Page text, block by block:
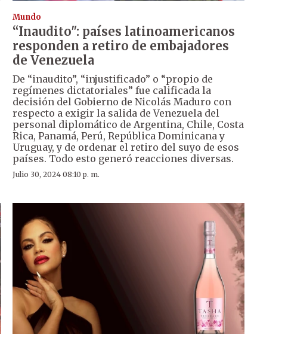
Mundo
“Inaudito": países latinoamericanos
responden a retiro de embajadores
de Venezuela
De “inaudito”, “injustificado” o “propio de
regímenes dictatoriales” fue calificada la
decisión del Gobierno de Nicolás Maduro con
respecto a exigir la salida de Venezuela del
personal diplomático de Argentina, Chile, Costa
Rica, Panamá, Perú, República Dominicana y
Uruguay, y de ordenar el retiro del suyo de esos
países. Todo esto generó reacciones diversas.
Julio 30, 2024 08:10 p. m.